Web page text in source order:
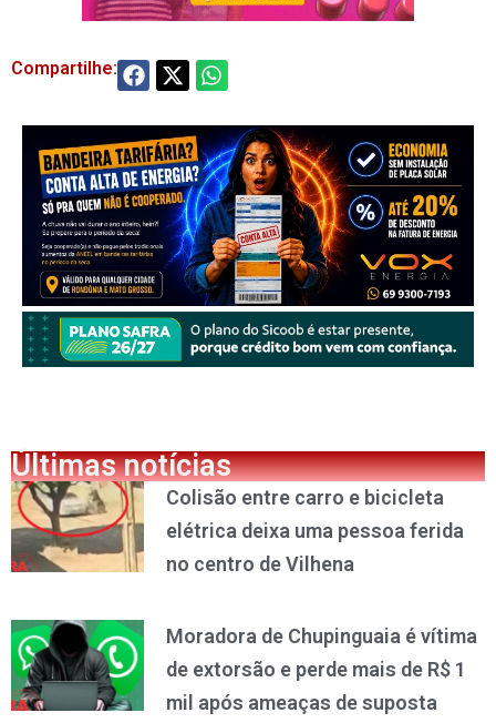
Compartilhe:
Últimas notícias
Colisão entre carro e bicicleta
elétrica deixa uma pessoa ferida
no centro de Vilhena
Moradora de Chupinguaia é vítima
de extorsão e perde mais de R$ 1
mil após ameaças de suposta